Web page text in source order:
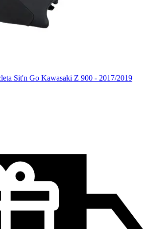
Sit'n Go Kawasaki Z 900 - 2017/2019